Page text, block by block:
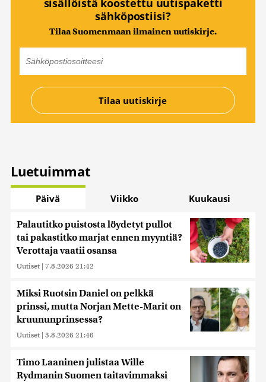
sähköpostiisi?
Tilaa Suomenmaan ilmainen uutiskirje.
Luetuimmat
Päivä Viikko Kuukausi
Palautitko puistosta löydetyt pullot
tai pakastitko marjat ennen myyntiä?
Verottaja vaatii osansa
Uutiset | 7.8.2026 21:42
Miksi Ruotsin Daniel on pelkkä
prinssi, mutta Norjan Mette-Marit on
kruununprinsessa?
Uutiset | 3.8.2026 21:46
Timo Laaninen julistaa Wille
Rydmanin Suomen taitavimmaksi